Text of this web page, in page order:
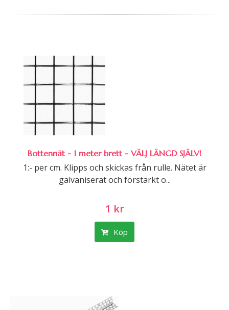
Bottennät - 1 meter brett - VÄLJ LÄNGD SJÄLV!
1:- per cm. Klipps och skickas från rulle. Nätet är
galvaniserat och förstärkt o...
1 kr
Köp